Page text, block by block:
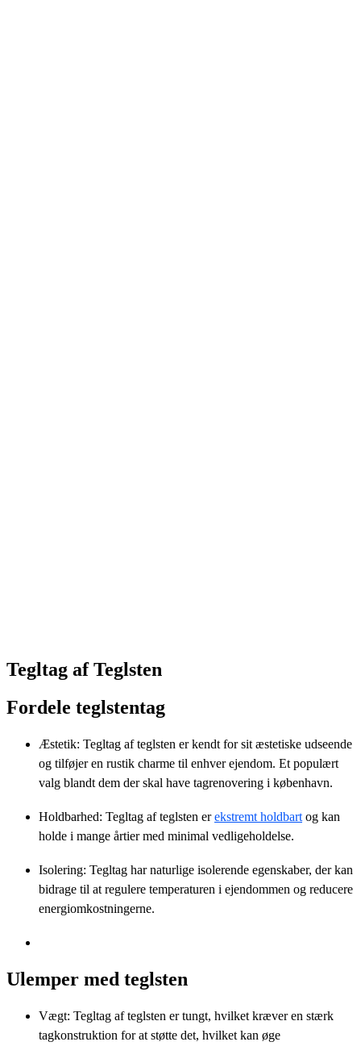
Tegltag af Teglsten
Fordele teglstentag
Æstetik: Tegltag af teglsten er kendt for sit æstetiske udseende
og tilføjer en rustik charme til enhver ejendom. Et populært
valg blandt dem der skal have tagrenovering i københavn.
Holdbarhed: Tegltag af teglsten erekstremt holdbart og kan
holde i mange årtier med minimal vedligeholdelse.
Isolering: Tegltag har naturlige isolerende egenskaber, der kan
bidrage til at regulere temperaturen i ejendommen og reducere
energiomkostningerne.
Ulemper med teglsten
Vægt: Tegltag af teglsten er tungt, hvilket kræver en stærk
tagkonstruktion for at støtte det, hvilket kan øge